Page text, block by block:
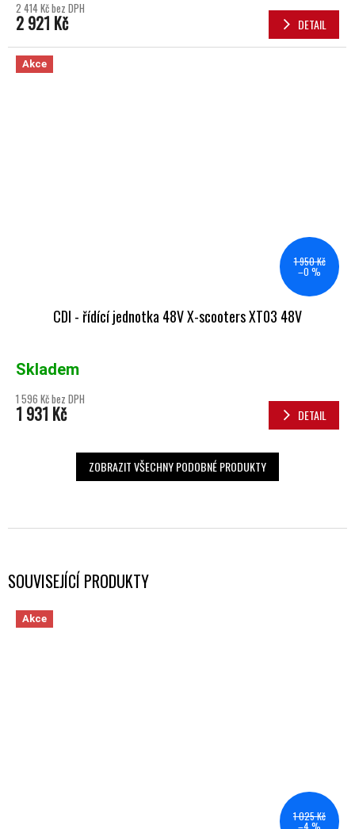
SOUVISEJÍCÍ PRODUKTY
Akce
1 025 Kč
2 414 Kč bez DPH
2 921 Kč DETAIL
Akce
1 950 Kč
–0 %
CDI - řídící jednotka 48V X-scooters XT03 48V
Skladem
1 596 Kč bez DPH
1 931 Kč DETAIL
ZOBRAZIT VŠECHNY PODOBNÉ PRODUKTY